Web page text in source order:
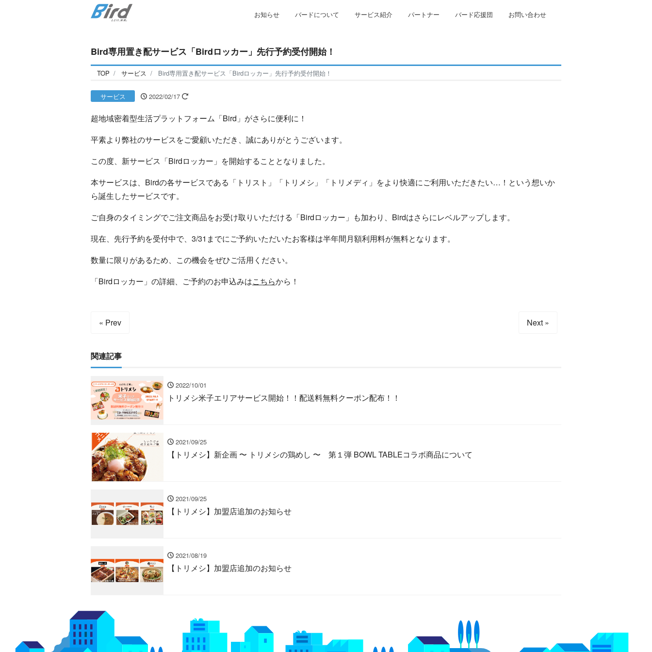
お知らせ バードについて サービス紹介 パートナー バード応援団 お問い合わせ
Bird専用置き配サービス「Birdロッカー」先行予約受付開始！
TOP サービス Bird専用置き配サービス「Birdロッカー」先行予約受付開始！
サービス 2022/02/17
超地域密着型生活プラットフォーム「Bird」がさらに便利に！
平素より弊社のサービスをご愛顧いただき、誠にありがとうございます。
この度、新サービス「Birdロッカー」を開始することとなりました。
本サービスは、Birdの各サービスである「トリスト」「トリメシ」「トリメディ」をより快適にご利用いただきたい…！という想いか
ら誕生したサービスです。
ご自身のタイミングでご注文商品をお受け取りいただける「Birdロッカー」も加わり、Birdはさらにレベルアップします。
現在、先行予約を受付中で、3/31までにご予約いただいたお客様は半年間月額利用料が無料となります。
数量に限りがあるため、この機会をぜひご活用ください。
「Birdロッカー」の詳細、ご予約のお申込みはこちらから！
« Prev Next »
関連記事
2022/10/01
トリメシ米子エリアサービス開始！！配送料無料クーポン配布！！
2021/09/25
【トリメシ】新企画 〜 トリメシの鶏めし 〜 第１弾 BOWL TABLEコラボ商品について
2021/09/25
【トリメシ】加盟店追加のお知らせ
2021/08/19
【トリメシ】加盟店追加のお知らせ